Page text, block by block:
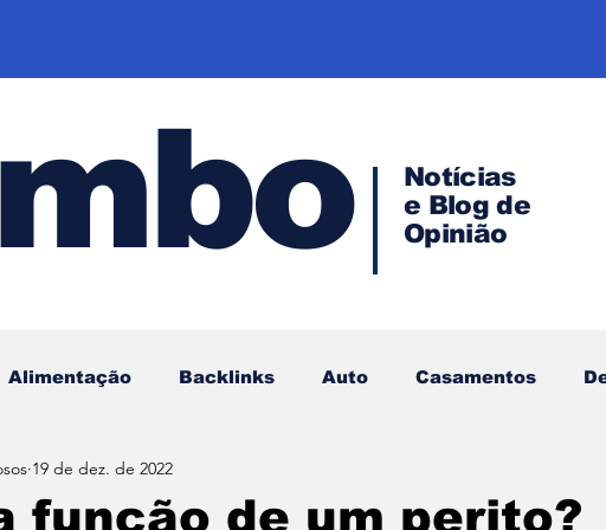
Notícias
e Blog de
Opinião
Alimentação Backlinks Auto Casamentos
Empreendedorismo
função de um perito?
19 de dez. de 2022